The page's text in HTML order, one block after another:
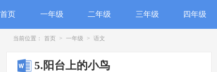
首页 一年级 二年级 三年级 四年级
当前位置： 首页 > 一年级 > 语文
5.阳台上的小鸟